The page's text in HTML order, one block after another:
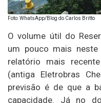
Foto: WhatsApp/Blog do Carlos Britto
O volume útil do
um pouco mais
relatório mais
(antiga Eletrobras
previsão é de que a
capacidade. Já no